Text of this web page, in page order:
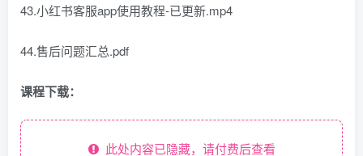
43.小红书客服app使用教程-已更新.mp4
44.售后问题汇总.pdf
课程下载：
此处内容已隐藏，请付费后查看